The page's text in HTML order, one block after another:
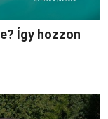
Így hozzon